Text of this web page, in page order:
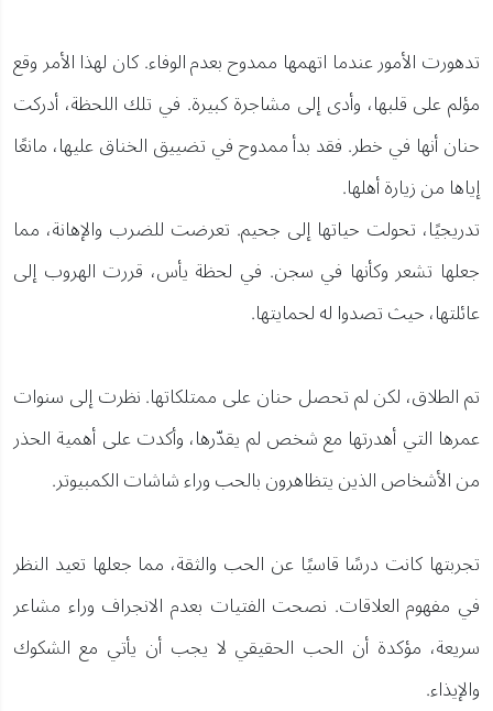
تدهورت الأمور عندما اتهمها ممدوح بعدم الوفاء. كان لهذا الأمر وقع
مؤلم على قلبها، وأدى إلى مشاجرة كبيرة. في تلك اللحظة، أدركت
حنان أنها في خطر. فقد بدأ ممدوح في تضييق الخناق عليها، مانعًا
إياها من زيارة أهلها.
تدريجيًا، تحولت حياتها إلى جحيم. تعرضت للضرب والإهانة، مما
جعلها تشعر وكأنها في سجن. في لحظة يأس، قررت الهروب إلى
عائلتها، حيث تصدوا له لحمايتها.
تم الطلاق، لكن لم تحصل حنان على ممتلكاتها. نظرت إلى سنوات
عمرها التي أهدرتها مع شخص لم يقدّرها، وأكدت على أهمية الحذر
من الأشخاص الذين يتظاهرون بالحب وراء شاشات الكمبيوتر.
تجربتها كانت درسًا قاسيًا عن الحب والثقة، مما جعلها تعيد النظر
في مفهوم العلاقات. نصحت الفتيات بعدم الانجراف وراء مشاعر
سريعة، مؤكدة أن الحب الحقيقي لا يجب أن يأتي مع الشكوك
والإيذاء.